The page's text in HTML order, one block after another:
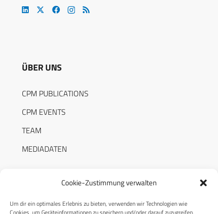
Cookie-Zustimmung verwalten
Um dir ein optimales Erlebnis zu bieten, verwenden wir Technologien wie
ÜBER UNS
CPM PUBLICATIONS
CPM EVENTS
TEAM
MEDIADATEN
RECHTLICHES